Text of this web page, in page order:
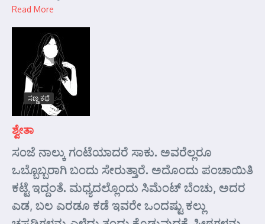
Read More
ಸಣ್ಣ ಕಥೆ
ಶ್ವೇತಾ
ಸಂಜೆ ನಾಲ್ಕು ಗಂಟೆಯಾದರೆ ಸಾಕು. ಅವರೆಲ್ಲರೂ
ಒಬ್ಬೊಬ್ಬರಾಗಿ ಬಂದು ಸೇರುತ್ತಾರೆ. ಅದೊಂದು ಪಂಚಾಯಿತಿ
ಕಟ್ಟೆ ಇದ್ದಂತೆ. ಮಧ್ಯದಲ್ಲೊಂದು ಸಿಮೆಂಟ್ ಬೆಂಚು, ಅದರ
ಎಡ, ಬಲ ಎರಡೂ ಕಡೆ ಇವರೇ ಒಂದಷ್ಟು ಕಲ್ಲು